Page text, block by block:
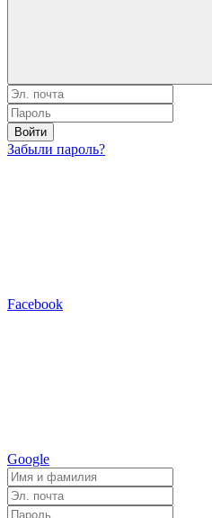
Войти
Забыли пароль?
Facebook
Google